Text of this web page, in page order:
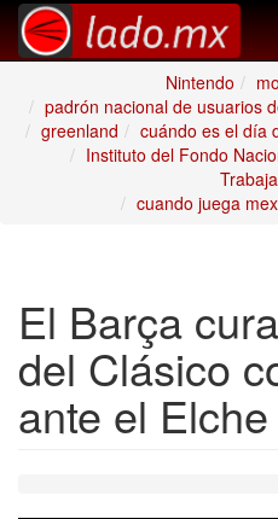
Nintendo
padrón nacional de usuarios
greenland
cuándo es el día
Instituto del Fondo
cuando juega
El Barça
del Clásico
ante el Elche